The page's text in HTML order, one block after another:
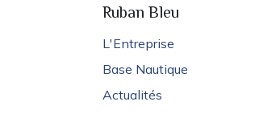
Ruban Bleu
L'Entreprise
Base Nautique
Actualités